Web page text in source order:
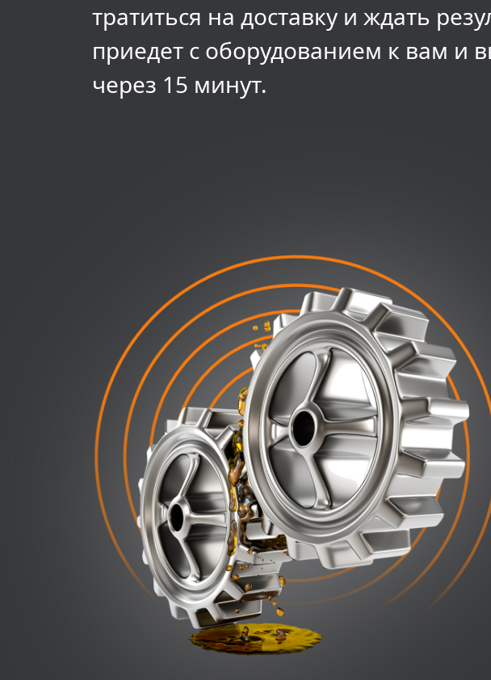
тратиться на доставку и ждать
приедет с оборудованием к вам и
через 15 минут.